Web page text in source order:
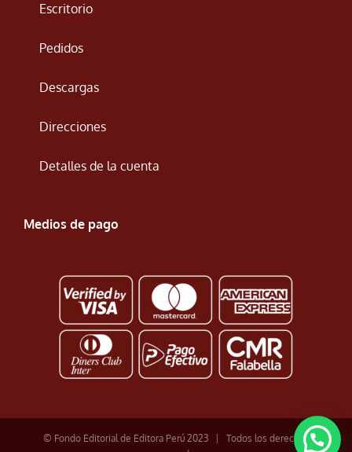
Escritorio
Pedidos
Descargas
Direcciones
Detalles de la cuenta
Medios de pago
© Fondo Editorial de Editora Perú 2023 | Todos los derechos